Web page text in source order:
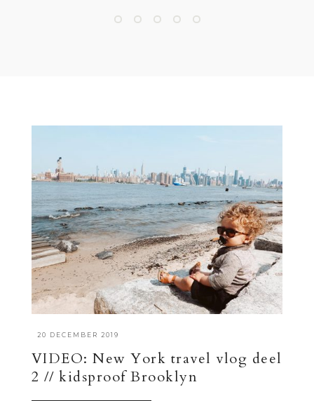
20 DECEMBER 2019
VIDEO: New York travel vlog deel
2 // kidsproof Brooklyn